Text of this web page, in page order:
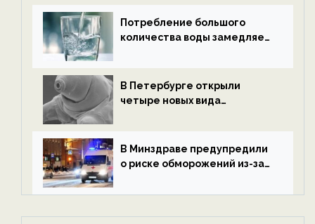
Потребление большого
количества воды замедляет
В Петербурге открыли
четыре новых вида
экологии на ECOportal
В Минздраве предупредили
о риске обморожений из-за
на ECOportal